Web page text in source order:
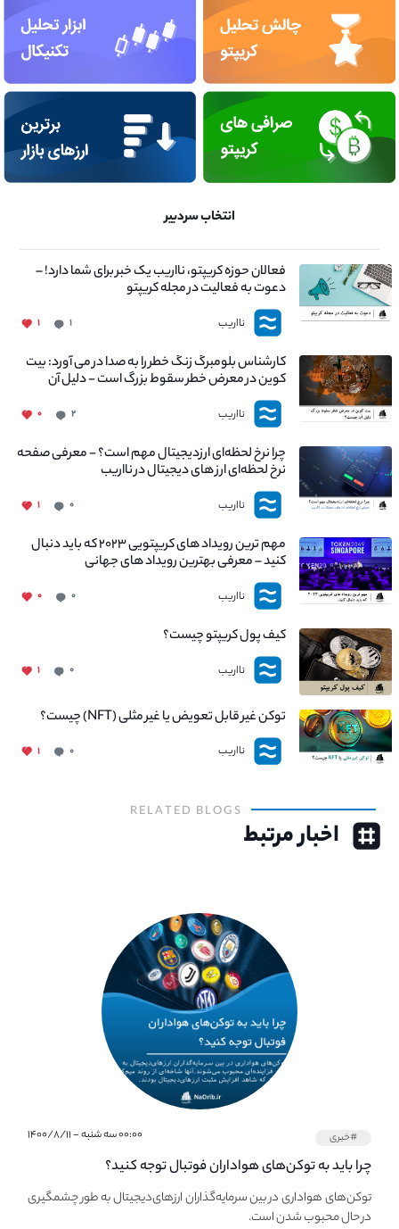
انتخاب سردبیر
فعالان حوزه کریپتو، نااریب یک خبر برای شما دارد! –
دعوت به فعالیت در مجله کریپتو
نااریب ۱ ۱
کارشناس بلومبرگ زنگ خطر را به صدا در می آورد: بیت
کوین در معرض خطر سقوط بزرگ است - دلیل آن
چیست؟
نااریب ۲ ۰
چرا نرخ لحظه‌ای ارزدیجیتال مهم است؟ - معرفی صفحه
نرخ لحظه‌ای ارز های دیجیتال در نااریب
نااریب ۰ ۱
مهم ترین رویداد های کریپتویی ۲۰۲۳ که باید دنبال
کنید – معرفی بهترین رویداد های جهانی
نااریب ۰ ۰
کیف پول کریپتو چیست؟
نااریب ۰ ۱
توکن غیر قابل تعویض یا غیر مثلی (NFT) چیست؟
نااریب ۰ ۱
RELATED BLOGS
اخبار مرتبط
#خبری ۰۰:۰۰ سه شنبه - ۱۴۰۰/۸/۱۱
چرا باید به توکن‌های هواداران فوتبال توجه کنید؟
توکن‌های هواداری در بین سرمایه‌گذاران ارزهای‌دیجیتال به طور چشمگیری
در حال محبوب شدن است.